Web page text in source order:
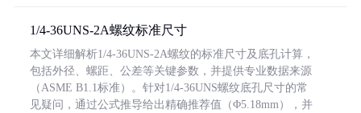
1/4-36UNS-2A螺纹标准尺寸
本文详细解析1/4-36UNS-2A螺纹的标准尺寸及底孔计算，
包括外径、螺距、公差等关键参数，并提供专业数据来源
（ASME B1.1标准）。针对1/4-36UNS螺纹底孔尺寸的常
见疑问，通过公式推导给出精确推荐值（Φ5.18mm），并